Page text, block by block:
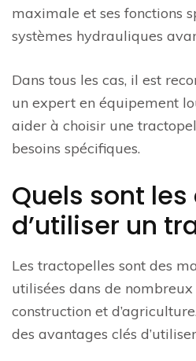
maximale et ses fonctions
systèmes hydrauliques
Dans tous les cas, il est
un expert en équipement
aider à choisir une
besoins spécifiques.
Quels sont
d’utiliser un
Les tractopelles sont des
utilisées dans de
construction et
des avantages clés